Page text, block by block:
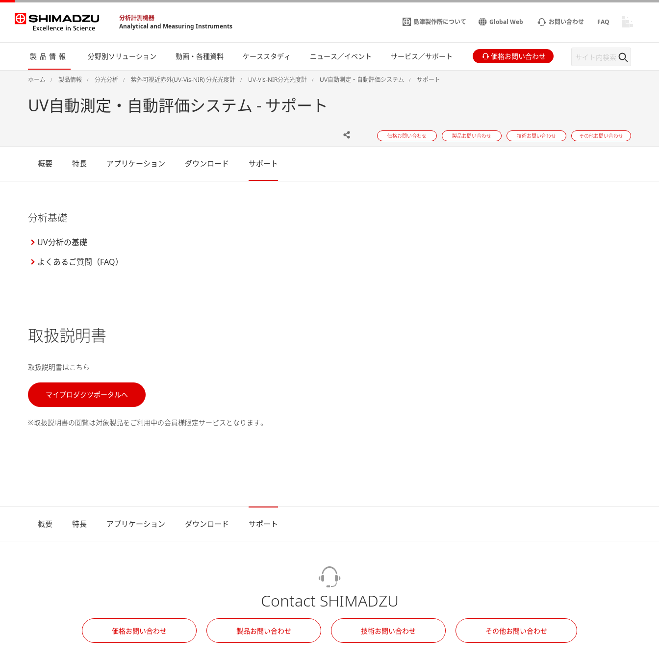
分析計測機器
Analytical and Measuring Instruments
島津製作所について Global Web お問い合わせ FAQ
製品情報 分野別ソリューション 動画・各種資料 ケーススタディ ニュース／イベント サービス／サポート 価格お問い合わせ
ホーム 製品情報 分光分析 紫外可視近赤外(UV-Vis-NIR) 分光光度計 UV-Vis-NIR分光光度計 UV自動測定・自動評価システム サポート
UV自動測定・自動評価システム - サポート
価格お問い合わせ 製品お問い合わせ 技術お問い合わせ その他お問い合わせ
概要 特長 アプリケーション ダウンロード サポート
分析基礎
UV分析の基礎
よくあるご質問（FAQ）
取扱説明書
取扱説明書はこちら
マイプロダクツポータルへ
※取扱説明書の閲覧は対象製品をご利用中の会員様限定サービスとなります。
概要 特長 アプリケーション ダウンロード サポート
Contact SHIMADZU
価格お問い合わせ 製品お問い合わせ 技術お問い合わせ その他お問い合わせ